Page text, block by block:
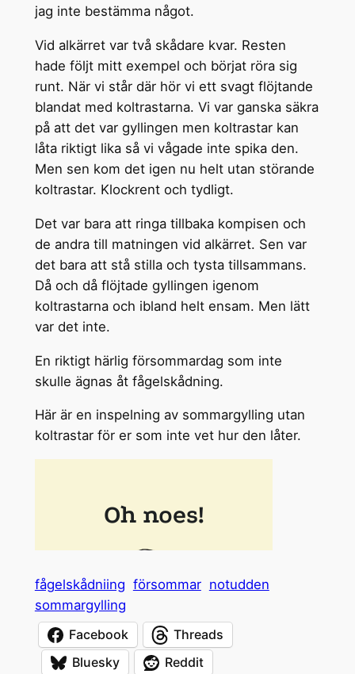
jag inte bestämma något.
Vid alkärret var två skådare kvar. Resten
hade följt mitt exempel och börjat röra sig
runt. När vi står där hör vi ett svagt flöjtande
blandat med koltrastarna. Vi var ganska säkra
på att det var gyllingen men koltrastar kan
låta riktigt lika så vi vågade inte spika den.
Men sen kom det igen nu helt utan störande
koltrastar. Klockrent och tydligt.
Det var bara att ringa tillbaka kompisen och
de andra till matningen vid alkärret. Sen var
det bara att stå stilla och tysta tillsammans.
Då och då flöjtade gyllingen igenom
koltrastarna och ibland helt ensam. Men lätt
var det inte.
En riktigt härlig försommardag som inte
skulle ägnas åt fågelskådning.
Här är en inspelning av sommargylling utan
koltrastar för er som inte vet hur den låter.
fågelskådniing försommar notudden
sommargylling
Facebook
Threads
Bluesky
Reddit